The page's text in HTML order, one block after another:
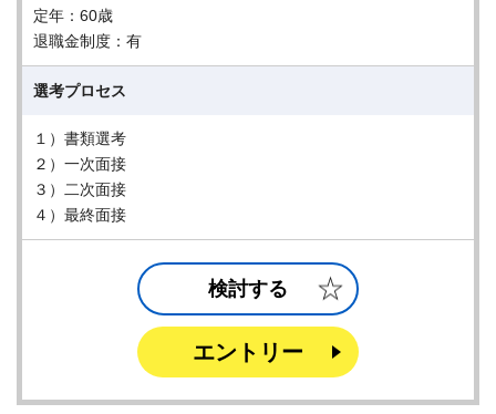
定年：60歳
退職金制度：有
選考プロセス
１）書類選考
２）一次面接
３）二次面接
４）最終面接
検討する
エントリー